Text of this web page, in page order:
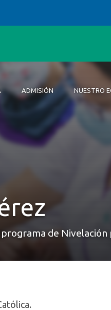
ADMISIÓN NUESTRO
de